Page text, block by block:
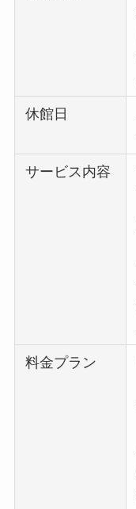
休館日
サービス内容
料金プラン